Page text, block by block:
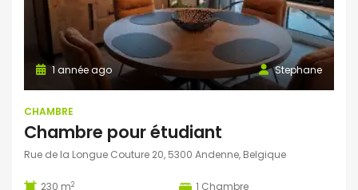
Stephane
1 année ago
CHAMBRE
Chambre pour étudiant
Rue de la Longue Couture 20, 5300 Andenne, Belgique
230 m2 1 Chambre